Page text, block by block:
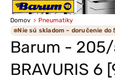
Domov
Pneumatiky
Nie sú skladom – doručenie do
Barum - 205/
BRAVURIS 6